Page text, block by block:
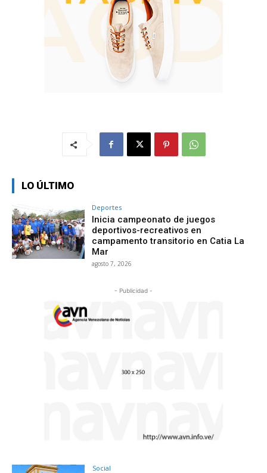
LO ÚLTIMO
Deportes
Inicia campeonato de juegos
deportivos-recreativos en
campamento transitorio en Catia La
Mar
agosto 7, 2026
- Publicidad -
Social